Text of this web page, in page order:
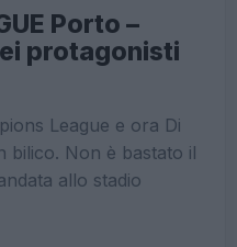
Porto –
protagonisti
League e ora Di
bilico. Non è bastato il
allo stadio